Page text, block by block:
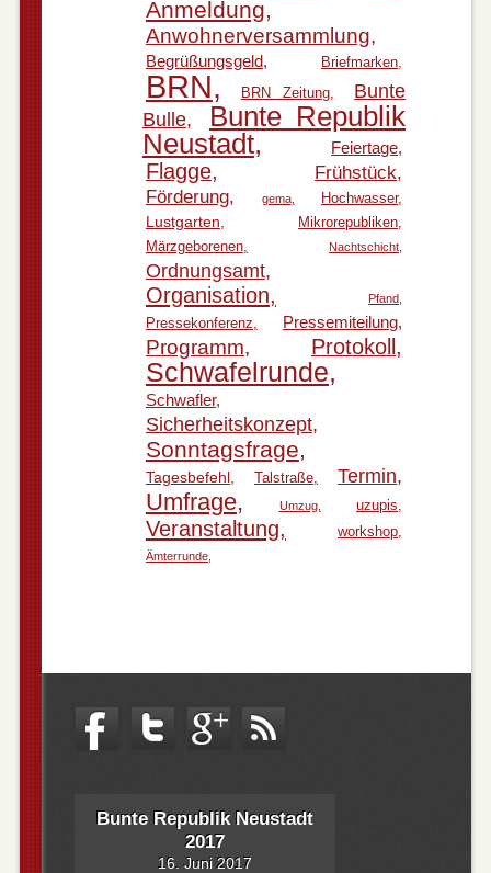
Anmeldung
Anwohnerversammlung
Begrüßungsgeld Briefmarken
BRN BRN Zeitung
Bunte
Bulle
Bunte Republik
Neustadt
Feiertage
Flagge Frühstück
Förderung gema Hochwasser
Lustgarten
Mikrorepubliken
Märzgeborenen
Nachtschicht
Ordnungsamt
Organisation Pfand
Pressekonferenz Pressemiteilung
Programm Protokoll
Schwafelrunde
Schwafler
Sicherheitskonzept
Sonntagsfrage
Tagesbefehl Talstraße Termin
Umfrage Umzug uzupis
Veranstaltung workshop
Ämterrunde
Bunte Republik Neustadt
2017
16. Juni 2017